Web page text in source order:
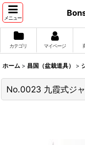
メニュー
カテゴリ マイページ
ホーム > 昌国（盆栽道具） >
No.0023 九霞式ジャ